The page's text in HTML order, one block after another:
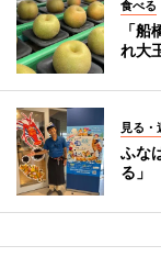
食べる
「
れ大
見る・
ふな
る」